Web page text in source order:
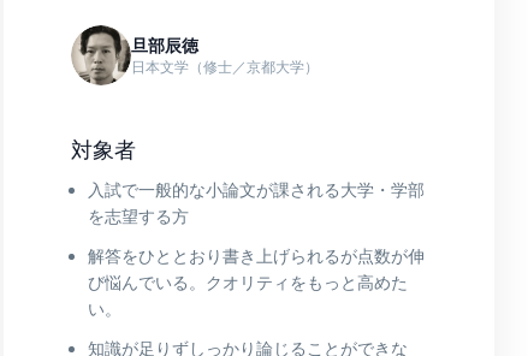
旦部辰徳
日本文学（修士／京都大学）
対象者
入試で一般的な小論文が課される大学・学部
を志望する方
解答をひととおり書き上げられるが点数が伸
び悩んでいる。クオリティをもっと高めた
い。
知識が足りずしっかり論じることができな